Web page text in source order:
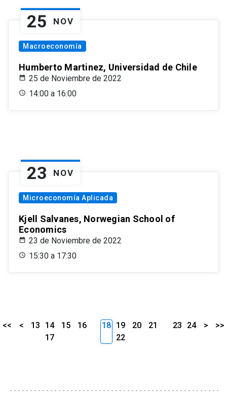
25 NOV
Macroeconomía
Humberto Martinez, Universidad de Chile
25 de Noviembre de 2022
14:00 a 16:00
23 NOV
Microeconomía Aplicada
Kjell Salvanes, Norwegian School of
Economics
23 de Noviembre de 2022
15:30 a 17:30
<< < 13 14 15
16
17
18 19 20
21
22
23 24 > >>